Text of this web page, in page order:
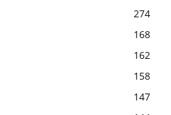
274
168
162
158
147